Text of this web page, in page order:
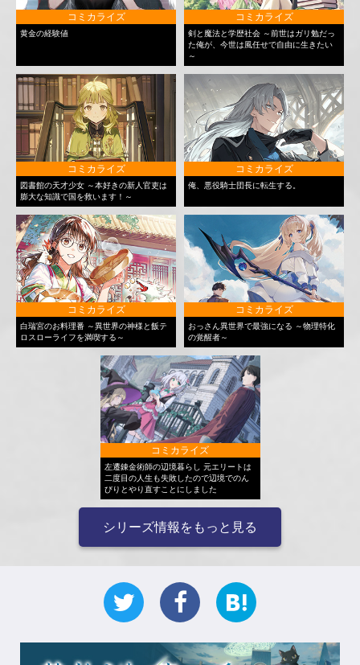
コミカライズ
黄金の経験値
コミカライズ
剣と魔法と学歴社会 ～前世はガリ勉だっ
た俺が、今世は風任せで自由に生きたい
～
コミカライズ
図書館の天才少女 ～本好きの新人官吏は
膨大な知識で国を救います！～
コミカライズ
俺、悪役騎士団長に転生する。
コミカライズ
白瑞宮のお料理番 ～異世界の神様と飯テ
ロスローライフを満喫する～
コミカライズ
おっさん異世界で最強になる ～物理特化
の覚醒者～
コミカライズ
左遷錬金術師の辺境暮らし 元エリートは
二度目の人生も失敗したので辺境でのん
びりとやり直すことにしました
シリーズ情報をもっと見る